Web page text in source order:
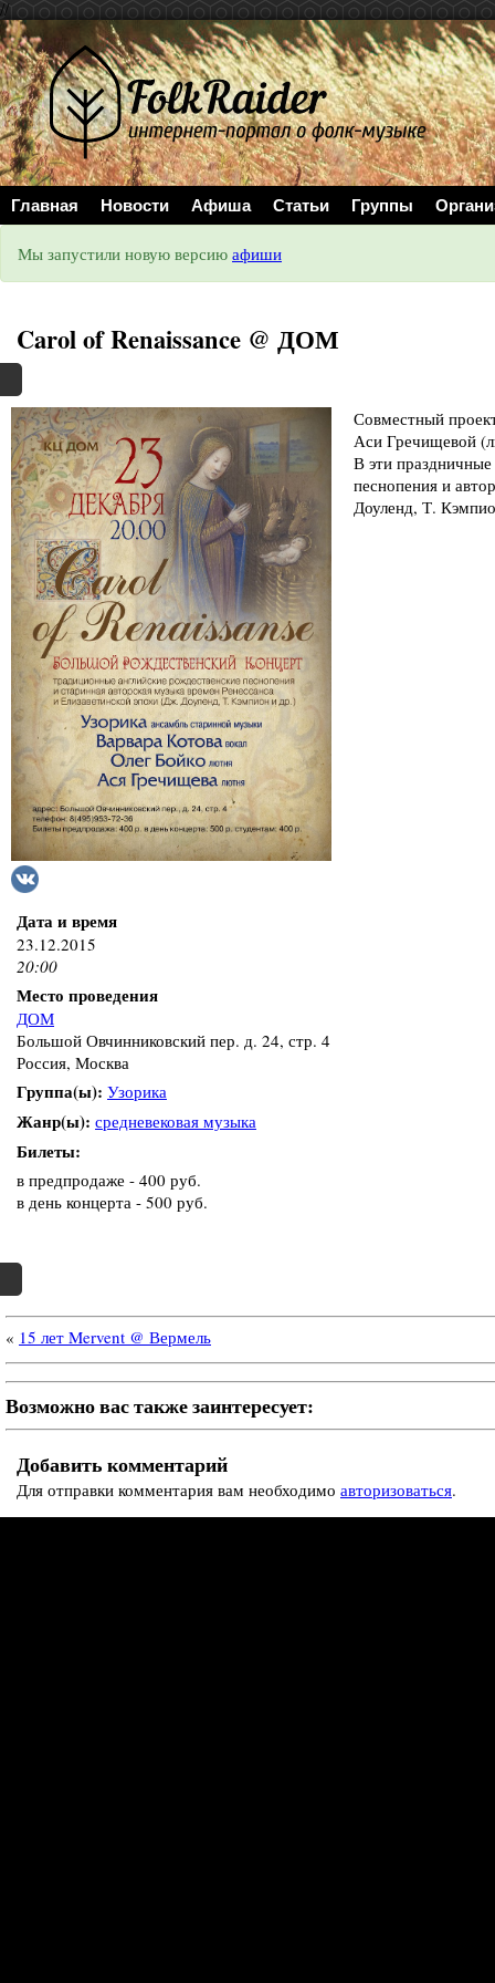
//
Главная Новости Афиша Статьи Группы
Мы запустили новую версию афиши
Carol of Renaissance @ ДОМ
Совместный
Аси Гречищевой
В эти праздничные
песнопения и
Доуленд, Т.
Дата и время
23.12.2015
20:00
Место проведения
ДОМ
Большой Овчинниковский пер. д. 24, стр. 4
Россия, Москва
Группа(ы): Узорика
Жанр(ы): средневековая музыка
Билеты:
в предпродаже - 400 руб.
в день концерта - 500 руб.
« 15 лет Mervent @ Вермель
Возможно вас также заинтересует:
Добавить комментарий
Для отправки комментария вам необходимо авторизоваться.